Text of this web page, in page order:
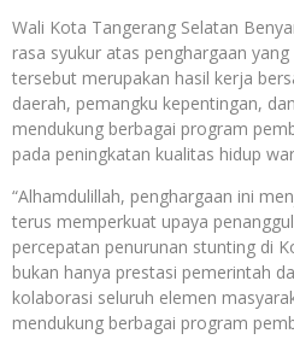
Wali Kota Tangerang Selatan
rasa syukur atas penghargaan
tersebut merupakan hasil kerja
daerah, pemangku kepentingan,
mendukung berbagai program
pada peningkatan kualitas hidup
“Alhamdulillah, penghargaan ini
terus memperkuat upaya
percepatan penurunan stunting di
bukan hanya prestasi pemerintah
kolaborasi seluruh elemen
mendukung berbagai program